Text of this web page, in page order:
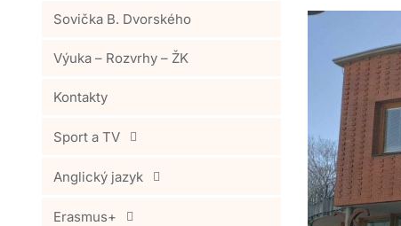
Sovička B. Dvorského
Výuka – Rozvrhy – ŽK
Kontakty
Sport a TV
Anglický jazyk
Erasmus+